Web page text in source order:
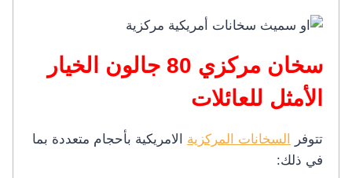
سخان مركزي 80 جالون الخيار
الأمثل للعائلات
تتوفر السخانات المركزية الامريكية بأحجام متعددة بما
في ذلك: